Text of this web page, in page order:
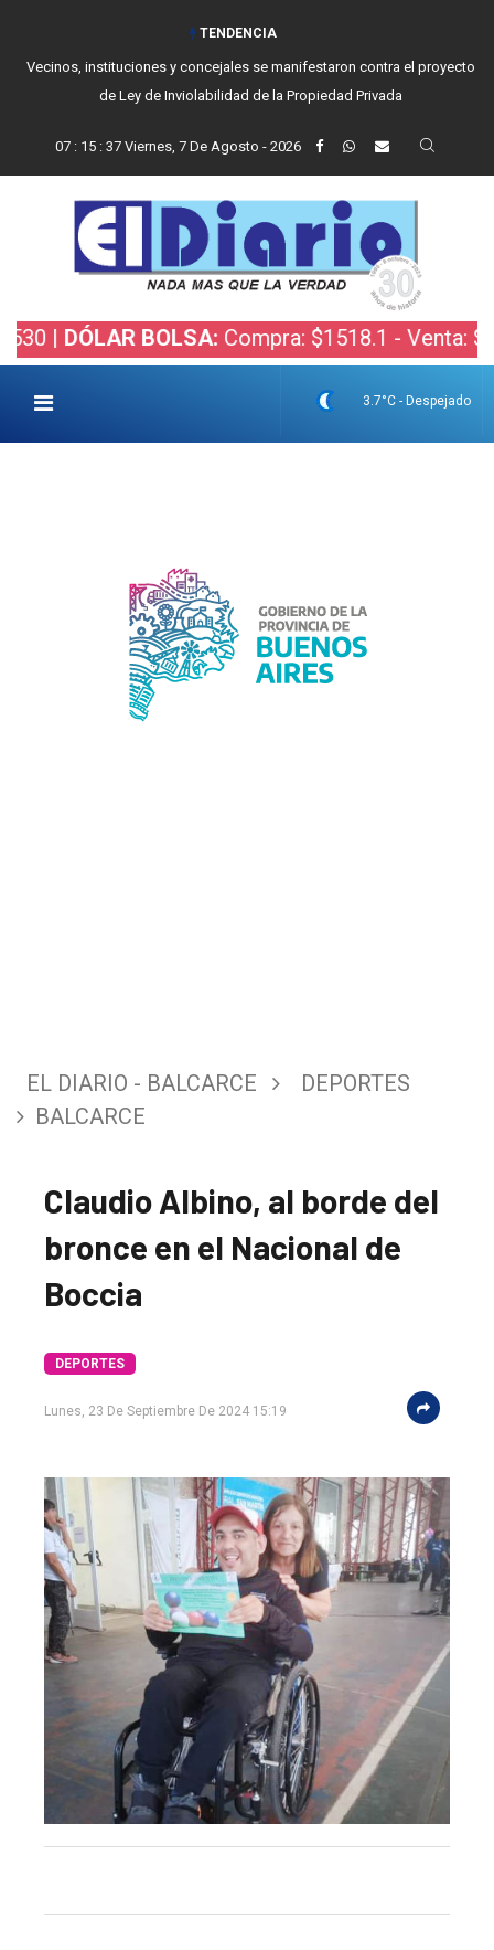
TENDENCIA
Vecinos, instituciones y concejales se manifestaron contra el proyecto
de Ley de Inviolabilidad de la Propiedad Privada
07: 15: 38 Viernes, 7 De Agosto - 2026
BOLSA:Compra: $1518.1 - Venta: $1520.4
3.7°C - Despejado
El
único
DIARIO
Balcarce
Inicio
Tendencia
Int.
EL DIARIO - BALCARCE
DEPORTES
BALCARCE
Claudio Albino, al borde del
bronce en el Nacional de
Boccia
DEPORTES
Lunes, 23 De Septiembre De 2024 15:19